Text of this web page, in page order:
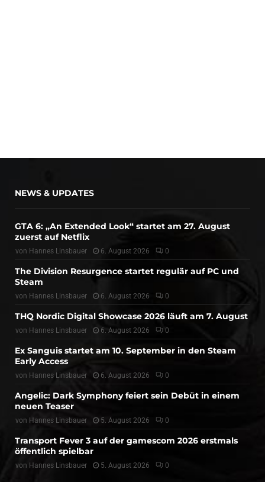
NEWS & UPDATES
GTA 6: „An Extended Look“ startet am 27. August
zuerst auf Netflix
von Hannes Linsbauer 6. August 2026 0
The Division Resurgence startet regulär auf PC und
Steam
von Hannes Linsbauer 6. August 2026 0
THQ Nordic Digital Showcase 2026 läuft am 7. August
von Hannes Linsbauer 6. August 2026 0
Ex Sanguis startet am 10. September in den Steam
Early Access
von Hannes Linsbauer 6. August 2026 0
Angelic: Dark Symphony feiert sein Debüt in einem
neuen Teaser
von Hannes Linsbauer 5. August 2026 0
Transport Fever 3 auf der gamescom 2026 erstmals
öffentlich spielbar
von Hannes Linsbauer 5. August 2026 0